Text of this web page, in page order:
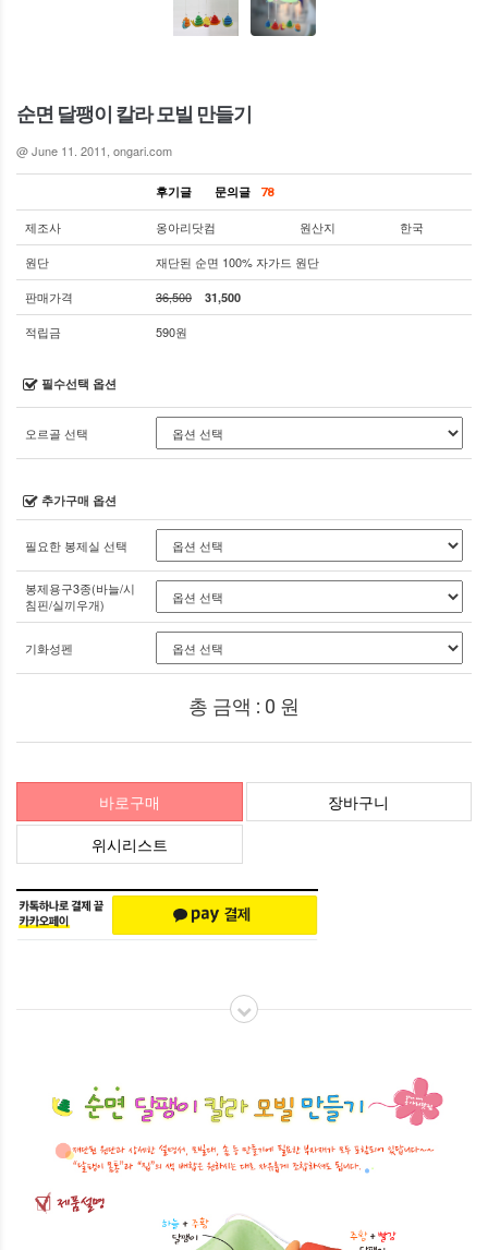
순면 달팽이 칼라 모빌 만들기
@ June 11. 2011, ongari.com
후기글 문의글 78
제조사 옹아리닷컴 원산지
한국
원단
재단된 순면 100% 자가드 원단
판매가격
36,500 31,500
적립금 590원
필수선택 옵션
오르골 선택
추가구매 옵션
필요한 봉제실 선택
봉제용구3종(바늘/시
침핀/실끼우개)
기화성펜
총 금액 : 0 원
바로구매
장바구니
위시리스트